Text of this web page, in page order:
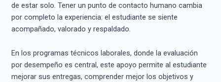
de estar solo. Tener un punto de contacto humano cambia
por completo la experiencia: el estudiante se siente
acompañado, valorado y respaldado.
En los programas técnicos laborales, donde la evaluación
por desempeño es central, este apoyo permite al estudiante
mejorar sus entregas, comprender mejor los objetivos y